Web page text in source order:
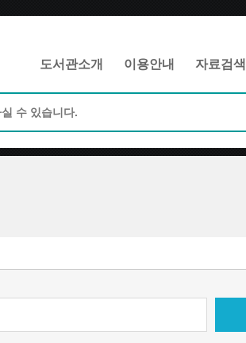
도서관소개 이용안내 자료검색